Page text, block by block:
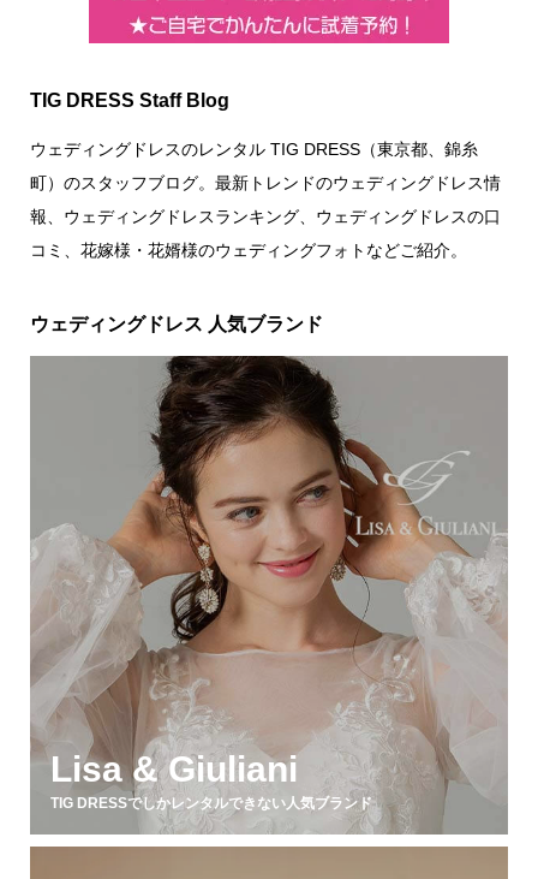
TIG DRESS Staff Blog
ウェディングドレスのレンタル TIG DRESS（東京都、錦糸
町）のスタッフブログ。最新トレンドのウェディングドレス情
報、ウェディングドレスランキング、ウェディングドレスの口
コミ、花嫁様・花婿様のウェディングフォトなどご紹介。
ウェディングドレス 人気ブランド
Lisa & Giuliani
TIG DRESSでしかレンタルできない人気ブランド